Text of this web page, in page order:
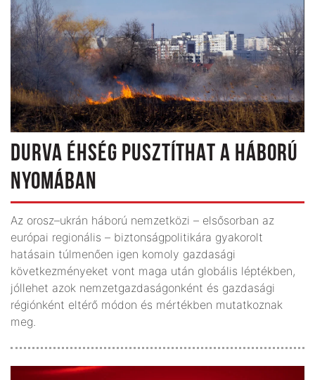
DURVA ÉHSÉG PUSZTÍTHAT A HÁBORÚ
NYOMÁBAN
Az orosz–ukrán háború nemzetközi – elsősorban az
európai regionális – biztonságpolitikára gyakorolt
hatásain túlmenően igen komoly gazdasági
következményeket vont maga után globális léptékben,
jóllehet azok nemzetgazdaságonként és gazdasági
régiónként eltérő módon és mértékben mutatkoznak
meg.